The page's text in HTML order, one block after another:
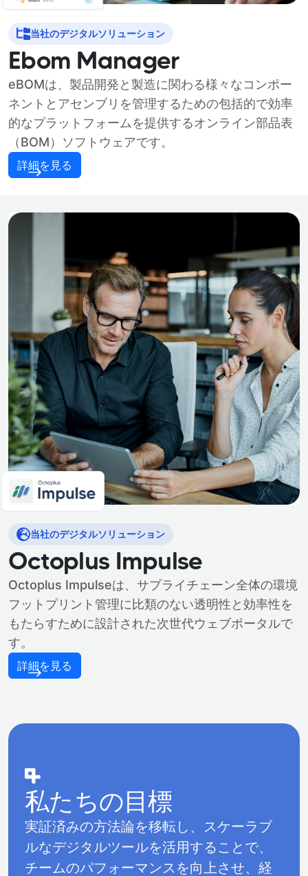
当社のデジタルソリューション
Ebom Manager
eBOMは、製品開発と製造に関わる様々なコンポー
ネントとアセンブリを管理するための包括的で効率
的なプラットフォームを提供するオンライン部品表
（BOM）ソフトウェアです。
詳細を見る
当社のデジタルソリューション
Octoplus Impulse
Octoplus Impulseは、サプライチェーン全体の環境
フットプリント管理に比類のない透明性と効率性を
もたらすために設計された次世代ウェブポータルで
す。
詳細を見る
私たちの目標
実証済みの方法論を移転し、スケーラブ
ルなデジタルツールを活用することで、
チームのパフォーマンスを向上させ、経